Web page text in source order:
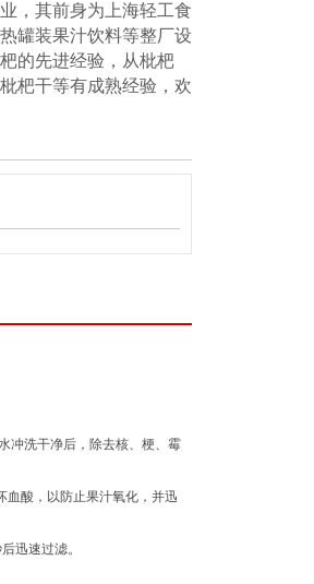
，其前身为上海轻工食
罐装果汁饮料等整厂设
的先进经验，从枇杷
杷干等有成熟经验，欢
冲洗干净后，除去核、梗、霉
酸，以防止果汁氧化，并迅
迅速过滤。